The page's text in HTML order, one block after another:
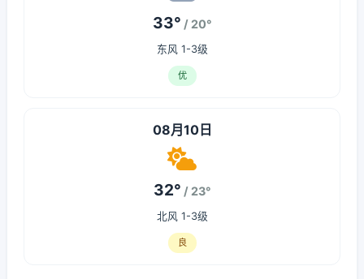
33° / 20°
东风 1-3级
优
08月10日
32° / 23°
北风 1-3级
良